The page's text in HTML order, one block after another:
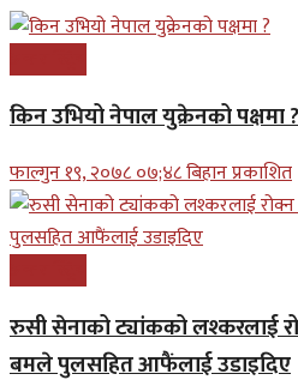
किन उभियो नेपाल युक्रेनको पक्षमा ?
फाल्गुन १९, २०७८ ०७;४८ बिहान प्रकाशित
रुसी सेनाको ट्यांकको लश्करलाई
बमले पुलसहित आफैंलाई उडाइदिए